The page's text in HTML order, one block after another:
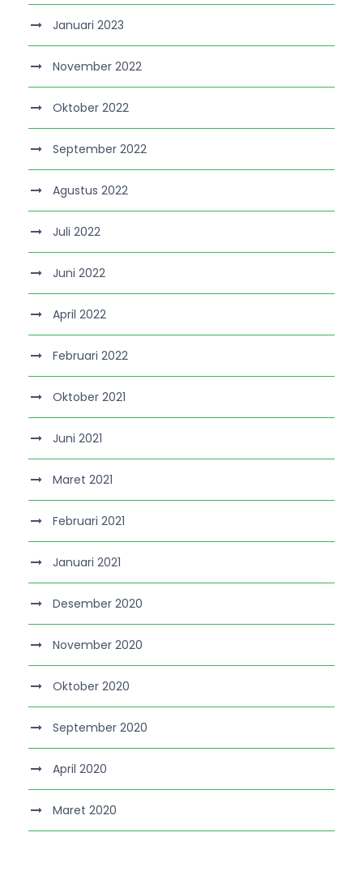
Januari 2023
November 2022
Oktober 2022
September 2022
Agustus 2022
Juli 2022
Juni 2022
April 2022
Februari 2022
Oktober 2021
Juni 2021
Maret 2021
Februari 2021
Januari 2021
Desember 2020
November 2020
Oktober 2020
September 2020
April 2020
Maret 2020